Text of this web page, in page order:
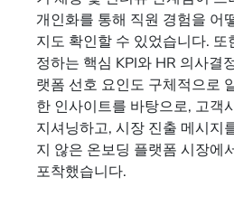
개인화를 통해 직원 경험을 어
지도 확인할 수 있었습니다. 또
정하는 핵심 KPI와 HR 의사결
랫폼 선호 요인도 구체적으로
한 인사이트를 바탕으로, 고객
지셔닝하고, 시장 진출 메시지
지 않은 온보딩 플랫폼 시장에
포착했습니다.